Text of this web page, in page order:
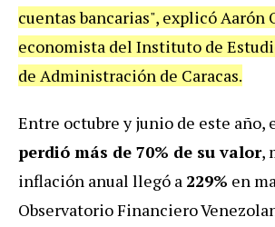
cuentas bancarias", explicó Aarón
economista del Instituto de
de Administración de Caracas.
Entre octubre y junio de este año,
perdió más de 70% de su valor,
inflación anual llegó a 229% en
Observatorio Financiero